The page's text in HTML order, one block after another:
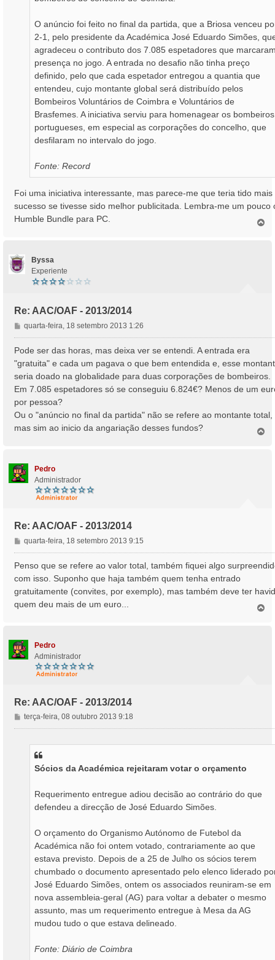
O anúncio foi feito no final da partida, que a Briosa venceu
2-1, pelo presidente da Académica José Eduardo Simões,
agradeceu o contributo dos 7.085 espetadores que
presença no jogo. A entrada no desafio não tinha preço
definido, pelo que cada espetador entregou a quantia que
entendeu, cujo montante global será distribuído pelos
Bombeiros Voluntários de Coimbra e Voluntários de
Brasfemes. A iniciativa serviu para homenagear os bombeiros
portugueses, em especial as corporações do concelho, que
desfilaram no intervalo do jogo.
Fonte: Record
Foi uma iniciativa interessante, mas parece-me que teria tido mais
sucesso se tivesse sido melhor publicitada. Lembra-me um pouco
Humble Bundle para PC.
Byssa
Experiente
Re: AAC/OAF - 2013/2014
M
e
n
a
g
e
m
quarta-feira, 18 setembro 2013 1:26
Pode ser das horas, mas deixa ver se entendi. A entrada era
"gratuita" e cada um pagava o que bem entendida e, esse
seria doado na globalidade para duas corporações de bombeiros.
Em 7.085 espetadores só se conseguiu 6.824€? Menos de um
por pessoa?
Ou o "anúncio no final da partida" não se refere ao montante total,
mas sim ao inicio da angariação desses fundos?
Pedro
Administrador
Re: AAC/OAF - 2013/2014
M
e
a
g
e
quarta-feira, 18 setembro 2013 9:15
Penso que se refere ao valor total, também fiquei algo
com isso. Suponho que haja também quem tenha entrado
gratuitamente (convites, por exemplo), mas também deve ter
quem deu mais de um euro...
Pedro
Administrador
Re: AAC/OAF - 2013/2014
M
e
terça-feira, 08 outubro 2013 9:18
Sócios da Académica rejeitaram votar o orçamento
Requerimento entregue adiou decisão ao contrário do que
defendeu a direcção de José Eduardo Simões.
O orçamento do Organismo Autónomo de Futebol da
Académica não foi ontem votado, contrariamente ao que
estava previsto. Depois de a 25 de Julho os sócios terem
chumbado o documento apresentado pelo elenco liderado
José Eduardo Simões, ontem os associados reuniram-se em
nova assembleia-geral (AG) para voltar a debater o mesmo
assunto, mas um requerimento entregue à Mesa da AG
mudou tudo o que estava delineado.
Fonte: Diário de Coimbra